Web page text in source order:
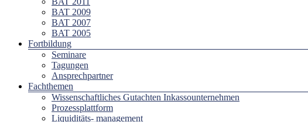
BAT 2009
BAT 2007
BAT 2005
Fortbildung
Seminare
Tagungen
Ansprechpartner
Fachthemen
Wissenschaftliches Gutachten Inkassounternehmen
Prozessplattform
Liquiditäts- management